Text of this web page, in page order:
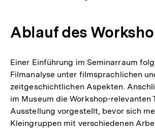
Ablauf des
Einer Einführung im Seminarraum
Filmanalyse unter filmsprachlichen
zeitgeschichtlichen Aspekten.
im Museum die Workshop-relevanten
Ausstellung vorgestellt, bevor sich
Kleingruppen mit verschiedenen